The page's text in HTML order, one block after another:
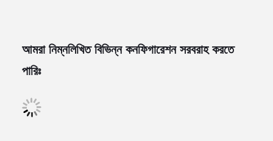
আমরা নিম্নলিখিত বিভিন্ন কনফিগারেশন সরবরাহ করতে
পারিঃ